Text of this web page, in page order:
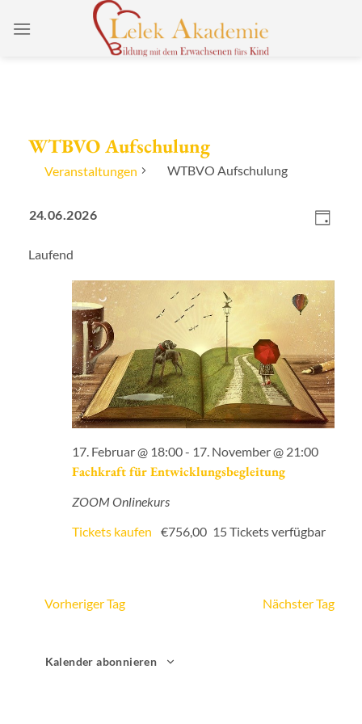
Inhalt
WTBVO Aufschulung
Veranstaltungen WTBVO Aufschulung
Veranstaltungen
24.
Tag
24.06.2026
wählen.
Laufend
Fachkraft für Entwicklungsbegleitung
17. Februar @ 18:00- 17. November @ 21:00
ZOOM Onlinekurs
Tickets kaufen
€756,00 15 Tickets verfügbar
Vorheriger Tag Nächster Tag
Kalender abonnieren